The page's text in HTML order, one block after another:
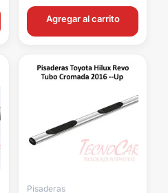
Agregar al carrito
Pisaderas